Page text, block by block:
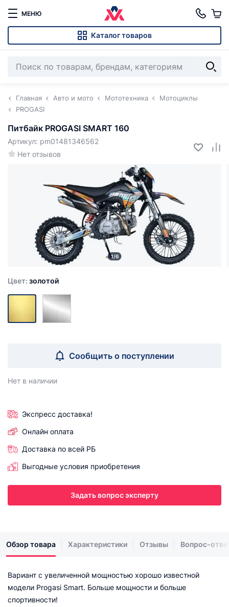
МЕНЮ
Каталог товаров
Главная Авто и мото Мототехника
Мотоциклы
PROGASI
Питбайк PROGASI SMART 160
Нет отзывов
Артикул: pm01481346562
1/6
Цвет: золотой
Сообщить о поступлении
Нет в наличии
Экспресс доставка!
Онлайн оплата
Доставка по всей РБ
Выгодные условия приобретения
Задать вопрос эксперту
Обзор товара Характеристики Отзывы Вопрос-
Вариант с увеличенной мощностью хорошо известной
модели Progasi Smart. Больше мощности и больше
спортивности!